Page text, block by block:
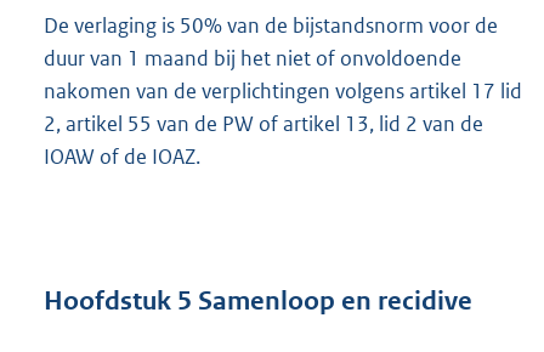
De verlaging is 50% van de bijstandsnorm voor de
duur van 1 maand bij het niet of onvoldoende
nakomen van de verplichtingen volgens artikel 17 lid
2, artikel 55 van de PW of artikel 13, lid 2 van de
IOAW of de IOAZ.
Hoofdstuk 5 Samenloop en recidive